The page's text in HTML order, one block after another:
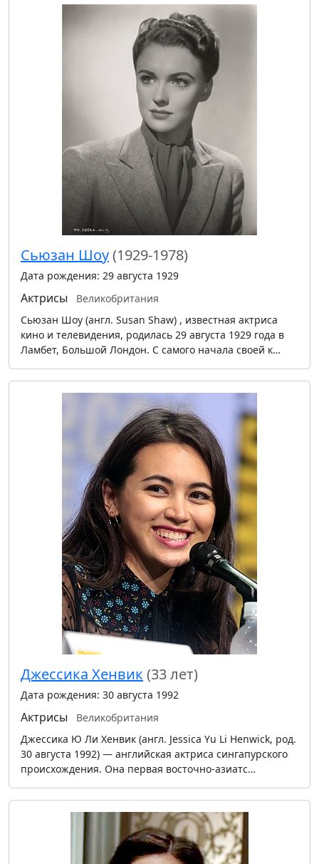
Сьюзан Шоу(1929-1978)
Дата рождения: 29 августа 1929
Актрисы
Великобритания
Сьюзан Шоу (англ. Susan Shaw) , известная актриса
кино и телевидения, родилась 29 августа 1929 года в
Ламбет, Большой Лондон. С самого начала своей к…
Джессика Хенвик (33 лет)
Дата рождения: 30 августа 1992
Актрисы
Великобритания
Джессика Ю Ли Хенвик (англ. Jessica Yu Li Henwick, род.
30 августа 1992) — английская актриса сингапурского
происхождения. Она первая восточно-азиатс…